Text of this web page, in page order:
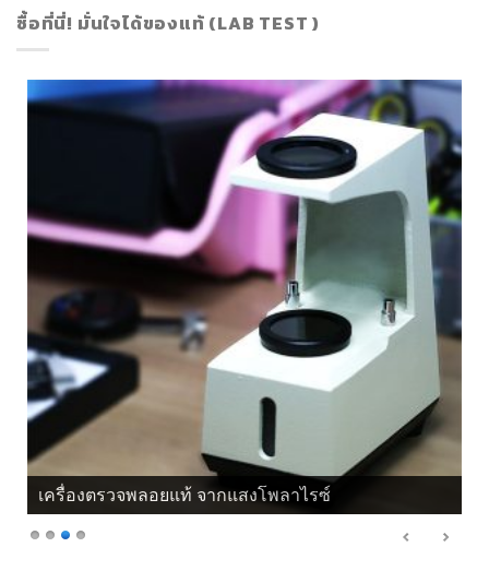
ซื้อที่นี่! มั่นใจได้ของแท้ (LAB TEST )
เครื่องตรวจพลอยแท้ จากแสงโพลาไรซ์